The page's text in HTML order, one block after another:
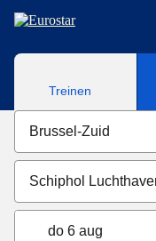
Naar hoofdinhoud
Treinen
do 6 aug